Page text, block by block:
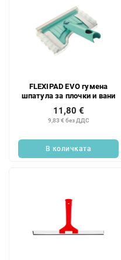
FLEXIPAD EVO гумена
шпатула за плочки и вани
9,83 € без ДДС
11,80 €
В количката